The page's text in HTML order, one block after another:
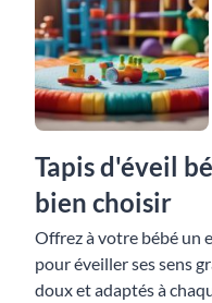
Tapis d'éveil
bien choisir
Offrez à votre bébé un
pour éveiller ses sens
doux et adaptés à